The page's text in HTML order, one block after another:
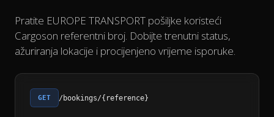
Pratite EUROPE TRANSPORT pošiljke koristeći
Cargoson referentni broj. Dobijte trenutni status,
ažuriranja lokacije i procijenjeno vrijeme isporuke.
GET /bookings/{reference}